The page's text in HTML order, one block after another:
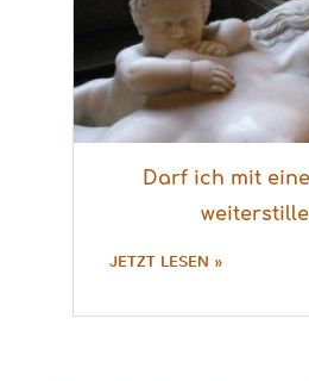
Darf ich mit
JETZT LESEN »